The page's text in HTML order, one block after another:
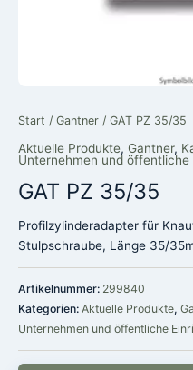
Start / Gantner / GAT PZ 35/35
Aktuelle Produkte, Gantner,
Unternehmen und öffentliche
GAT PZ 35/35
Profilzylinderadapter für
Stulpschraube, Länge 35/
Artikelnummer: 299840
Kategorien: Aktuelle Produkte,
Unternehmen und öffentliche